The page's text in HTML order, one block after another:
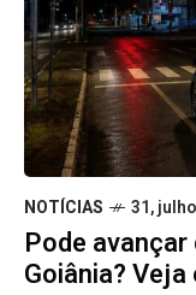
NOTÍCIAS 31,
Pode
Goiânia?